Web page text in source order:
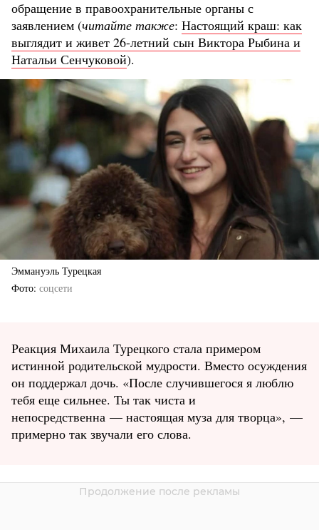
обращение в правоохранительные органы с
заявлением (читайте также: Настоящий краш: как
выглядит и живет 26-летний сын Виктора Рыбина и
Натальи Сенчуковой).
Эммануэль Турецкая
Фото соцсети
Реакция Михаила Турецкого стала примером
истинной родительской мудрости. Вместо осуждения
он поддержал дочь. «После случившегося я люблю
тебя еще сильнее. Ты так чиста и
непосредственна — настоящая муза для творца», —
примерно так звучали его слова.